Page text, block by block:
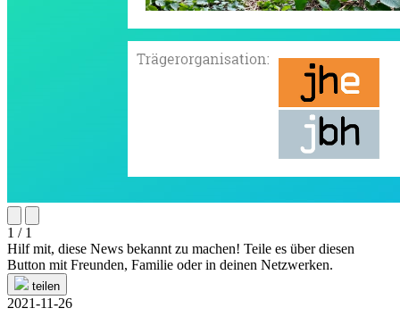
1 / 1
Hilf mit, diese News bekannt zu machen! Teile es über diesen
Button mit Freunden, Familie oder in deinen Netzwerken.
teilen
2021-11-26